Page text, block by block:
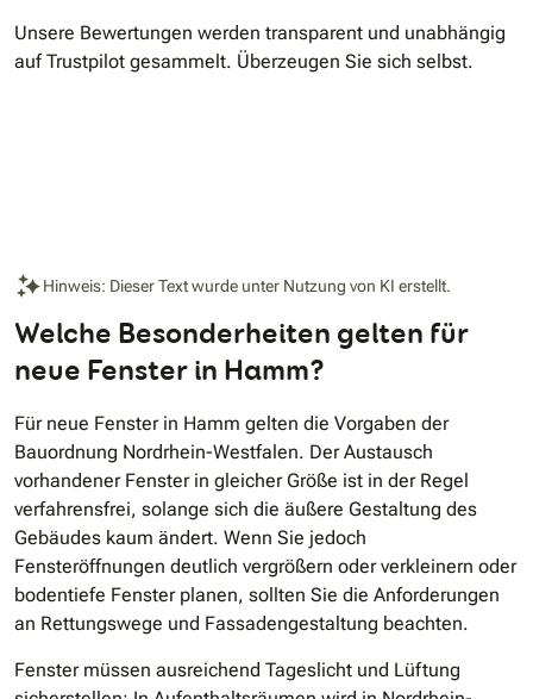
Unsere Bewertungen werden transparent und unabhängig
auf Trustpilot gesammelt. Überzeugen Sie sich selbst.
Hinweis: Dieser Text wurde unter Nutzung von KI erstellt.
Welche Besonderheiten gelten für
neue Fenster in Hamm?
Für neue Fenster in Hamm gelten die Vorgaben der
Bauordnung Nordrhein-Westfalen. Der Austausch
vorhandener Fenster in gleicher Größe ist in der Regel
verfahrensfrei, solange sich die äußere Gestaltung des
Gebäudes kaum ändert. Wenn Sie jedoch
Fensteröffnungen deutlich vergrößern oder verkleinern oder
bodentiefe Fenster planen, sollten Sie die Anforderungen
an Rettungswege und Fassadengestaltung beachten.
Fenster müssen ausreichend Tageslicht und Lüftung